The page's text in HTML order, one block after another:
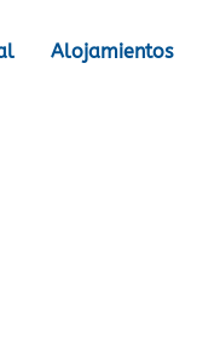
Alojamientos